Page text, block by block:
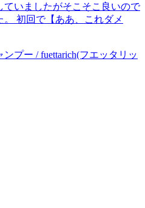
ていましたがそこそこ良いので
初回で【ああ、これダメ